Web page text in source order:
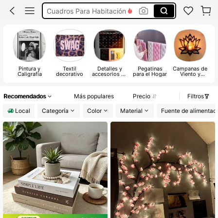
Plantas Artificial Para Sala
Papel Tapiz De Pared
Pintura y
Caligrafía
Textil
decorativo
Detalles y
accesorios de
Pegatinas
para el Hogar
Campanas de
Viento y
Recomendados Más populares Precio
Filtros
Local
Categoría Color Material Fuente de